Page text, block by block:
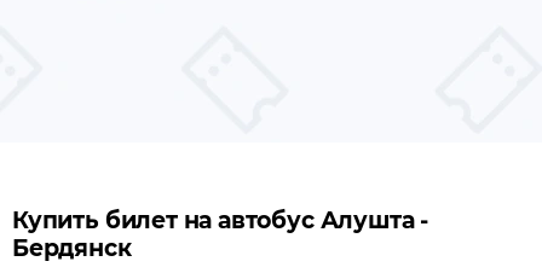
Купить билет на автобус Алушта -
Бердянск